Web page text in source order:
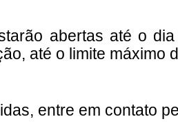
abertas até o
até o limite máximo
entre em contato